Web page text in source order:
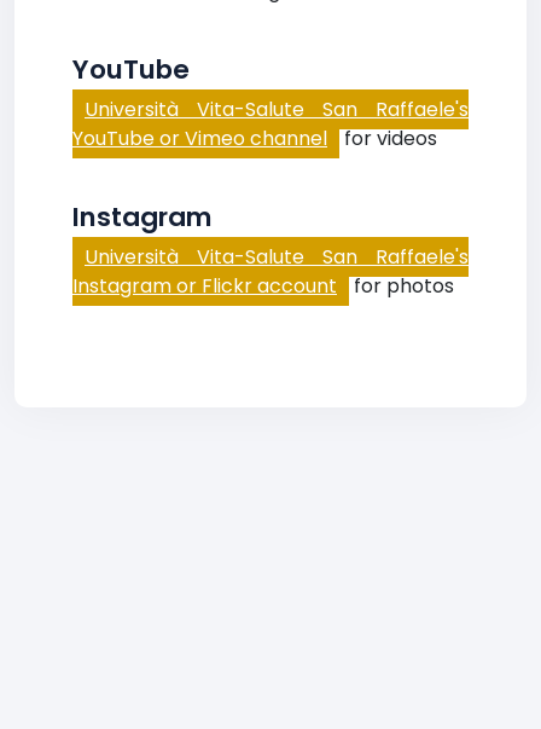
YouTube
Università Vita-Salute San Raffaele's
YouTube or Vimeo channel for videos
Instagram
Università Vita-Salute San Raffaele's
Instagram or Flickr account for photos